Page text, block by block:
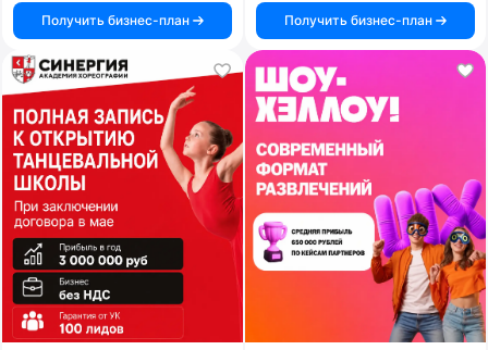
Получить бизнес-план
Получить бизнес-план